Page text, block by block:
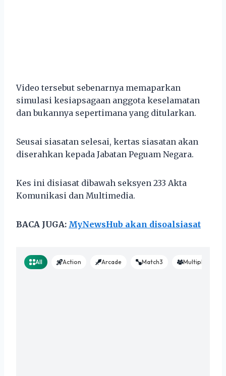
Video tersebut sebenarnya memaparkan
simulasi kesiapsagaan anggota keselamatan
dan bukannya sepertimana yang ditularkan.
Seusai siasatan selesai, kertas siasatan akan
diserahkan kepada Jabatan Peguam Negara.
Kes ini disiasat dibawah seksyen 233 Akta
Komunikasi dan Multimedia.
BACA JUGA: MyNewsHub akan disoalsiasat